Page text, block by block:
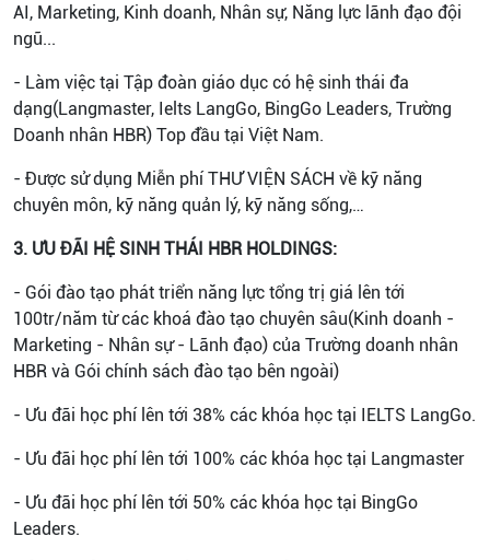
AI, Marketing, Kinh doanh, Nhân sự, Năng lực lãnh đạo đội
ngũ...
- Làm việc tại Tập đoàn giáo dục có hệ sinh thái đa
dạng(Langmaster, Ielts LangGo, BingGo Leaders, Trường
Doanh nhân HBR) Top đầu tại Việt Nam.
- Được sử dụng Miễn phí THƯ VIỆN SÁCH về kỹ năng
chuyên môn, kỹ năng quản lý, kỹ năng sống,…
3. ƯU ĐÃI HỆ SINH THÁI HBR HOLDINGS:
- Gói đào tạo phát triển năng lực tổng trị giá lên tới
100tr/năm từ các khoá đào tạo chuyên sâu(Kinh doanh -
Marketing - Nhân sự - Lãnh đạo) của Trường doanh nhân
HBR và Gói chính sách đào tạo bên ngoài)
- Ưu đãi học phí lên tới 38% các khóa học tại IELTS LangGo.
- Ưu đãi học phí lên tới 100% các khóa học tại Langmaster
- Ưu đãi học phí lên tới 50% các khóa học tại BingGo
Leaders.